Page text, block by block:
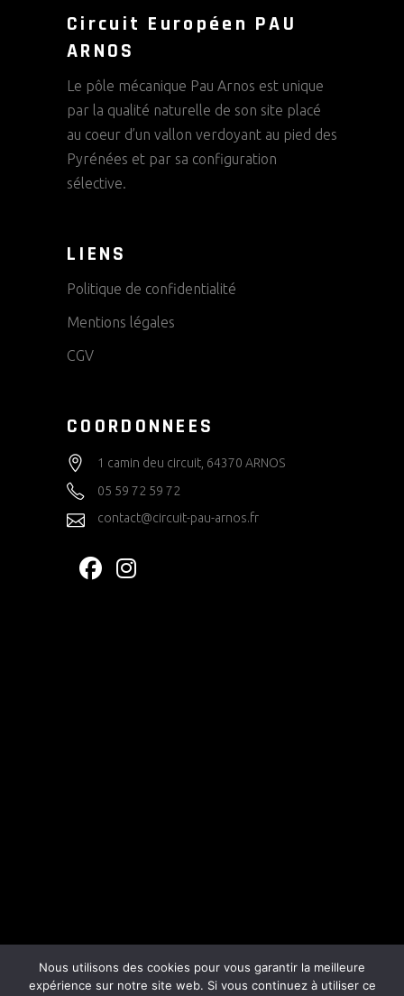
Circuit Européen PAU
ARNOS
Le pôle mécanique Pau Arnos est unique
par la qualité naturelle de son site placé
au coeur d’un vallon verdoyant au pied des
Pyrénées et par sa configuration
sélective.
LIENS
Politique de confidentialité
Mentions légales
CGV
COORDONNEES
1 camin deu circuit, 64370 ARNOS
05 59 72 59 72
contact@circuit-pau-arnos.fr
Nous utilisons des cookies pour vous garantir la meilleure
expérience sur notre site web. Si vous continuez à utiliser ce